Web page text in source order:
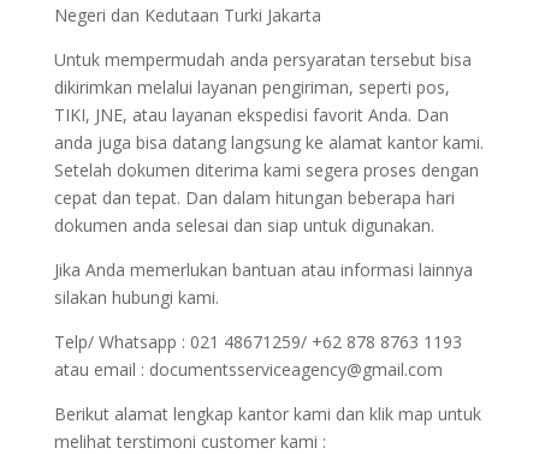
Negeri dan Kedutaan Turki Jakarta
Untuk mempermudah anda persyaratan tersebut bisa
dikirimkan melalui layanan pengiriman, seperti pos,
TIKI, JNE, atau layanan ekspedisi favorit Anda. Dan
anda juga bisa datang langsung ke alamat kantor kami.
Setelah dokumen diterima kami segera proses dengan
cepat dan tepat. Dan dalam hitungan beberapa hari
dokumen anda selesai dan siap untuk digunakan.
Jika Anda memerlukan bantuan atau informasi lainnya
silakan hubungi kami.
Telp/ Whatsapp : 021 48671259/ +62 878 8763 1193
atau email : documentsserviceagency@gmail.com
Berikut alamat lengkap kantor kami dan klik map untuk
melihat terstimoni customer kami :